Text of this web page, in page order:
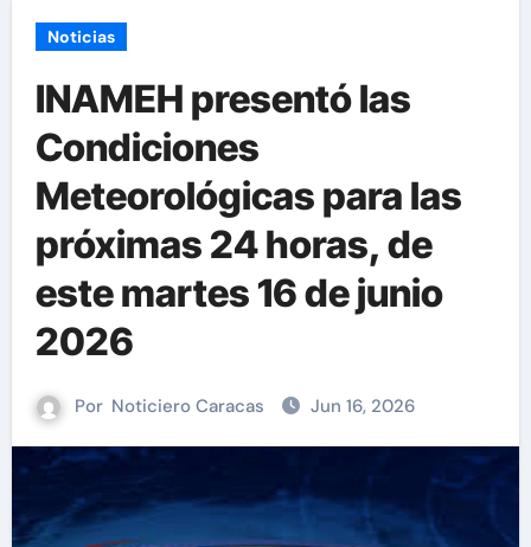
Noticias
INAMEH presentó las
Condiciones
Meteorológicas para las
próximas 24 horas, de
este martes 16 de junio
2026
Por Noticiero Caracas Jun 16, 2026